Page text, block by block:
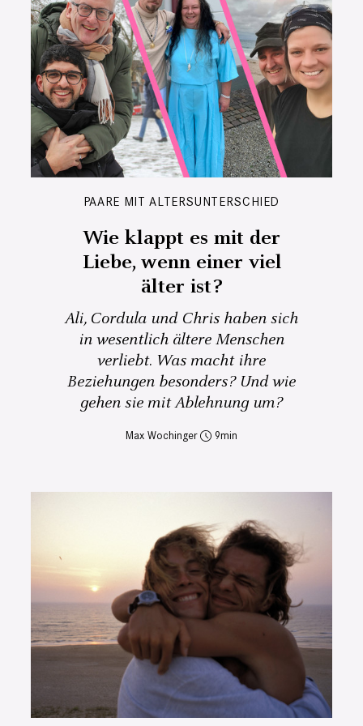
PAARE MIT ALTERSUNTERSCHIED
Wie klappt es mit der
Liebe, wenn einer viel
älter ist?
Ali, Cordula und Chris haben sich
in wesentlich ältere Menschen
verliebt. Was macht ihre
Beziehungen besonders? Und wie
gehen sie mit Ablehnung um?
Max Wochinger 9